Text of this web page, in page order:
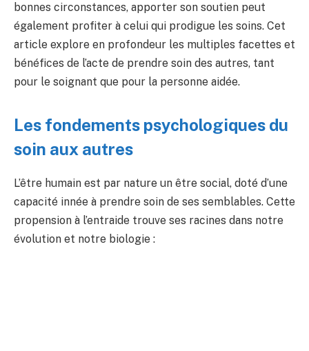
bonnes circonstances, apporter son soutien peut
également profiter à celui qui prodigue les soins. Cet
article explore en profondeur les multiples facettes et
bénéfices de l’acte de prendre soin des autres, tant
pour le soignant que pour la personne aidée.
Les fondements psychologiques du
soin aux autres
L’être humain est par nature un être social, doté d’une
capacité innée à prendre soin de ses semblables. Cette
propension à l’entraide trouve ses racines dans notre
évolution et notre biologie :